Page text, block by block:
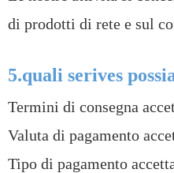
di prodotti di rete e sul
5.quali serives
Termini di consegna
Valuta di pagamento
Tipo di pagamento